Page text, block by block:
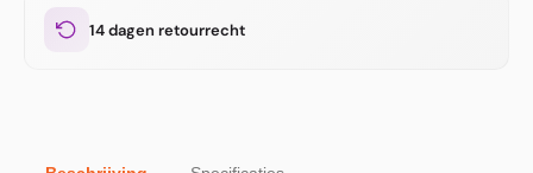
14 dagen retourrecht